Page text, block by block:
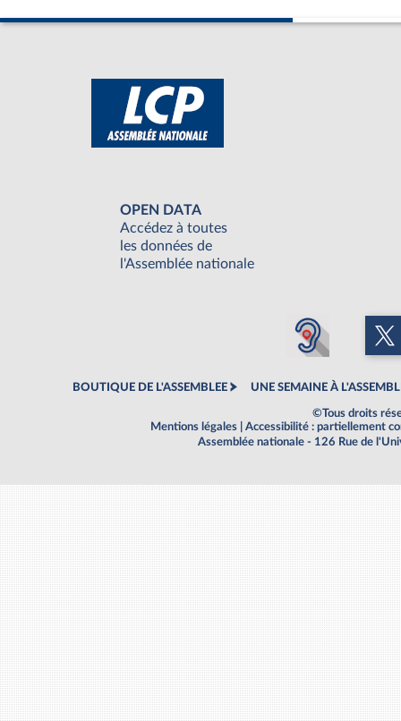
OPEN DATA
Accédez à toutes
les données de
l'Assemblée nationale
BOUTIQUE DE L'ASSEMBLEE UNE SEMAINE À
©Tous droits
Mentions légales
Accessibilité : partiellement
Assemblée nationale - 126 Rue de